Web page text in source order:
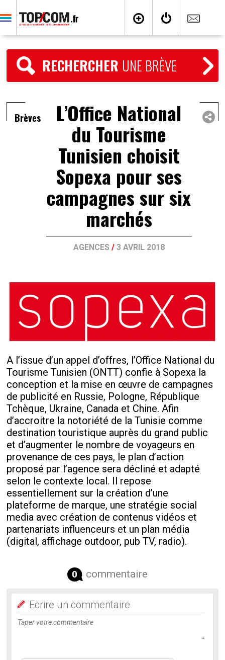
RECHERCHER UNE BRÈVE
Brèves L’Office National
du Tourisme
Tunisien choisit
Sopexa pour ses
campagnes sur six
marchés
AGENCES / 3 AVRIL 2018
A l’issue d’un appel d’offres, l’Office National du
Tourisme Tunisien (ONTT) confie à Sopexa la
conception et la mise en œuvre de campagnes
de publicité en Russie, Pologne, République
Tchèque, Ukraine, Canada et Chine. Afin
d’accroitre la notoriété de la Tunisie comme
destination touristique auprès du grand public
et d’augmenter le nombre de voyageurs en
provenance de ces pays, le plan d’action
proposé par l’agence sera décliné et adapté
selon le contexte local. Il repose
essentiellement sur la création d’une
plateforme de marque, une stratégie social
media avec création de contenus vidéos et
partenariats influenceurs et un plan média
(digital, affichage outdoor, pub TV, radio).
0 commentaire
Ecrire un commentaire